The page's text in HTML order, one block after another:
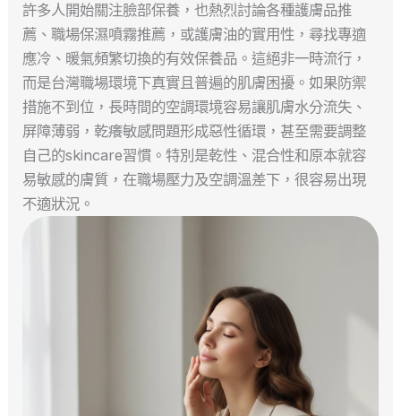
許多人開始關注臉部保養，也熱烈討論各種護膚品推
薦、職場保濕噴霧推薦，或護膚油的實用性，尋找專適
應冷、暖氣頻繁切換的有效保養品。這絕非一時流行，
而是台灣職場環境下真實且普遍的肌膚困擾。如果防禦
措施不到位，長時間的空調環境容易讓肌膚水分流失、
屏障薄弱，乾癢敏感問題形成惡性循環，甚至需要調整
自己的skincare習慣。特別是乾性、混合性和原本就容
易敏感的膚質，在職場壓力及空調溫差下，很容易出現
不適狀況。